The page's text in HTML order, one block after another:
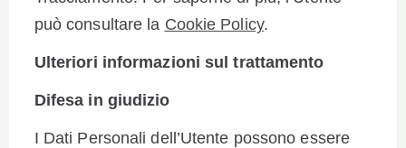
può consultare la Cookie Policy.
Ulteriori informazioni sul trattamento
Difesa in giudizio
I Dati Personali dell’Utente possono essere